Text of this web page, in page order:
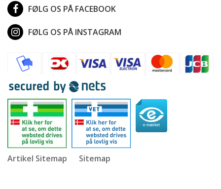
FØLG OS PÅ FACEBOOK
FØLG OS PÅ INSTAGRAM
Artikel Sitemap Sitemap